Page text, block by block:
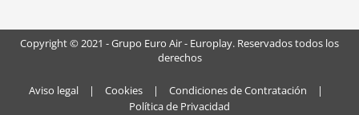
Copyright © 2021 - Grupo Euro Air - Europlay. Reservados todos los
derechos
Aviso legal | Cookies | Condiciones de Contratación
|
Política de Privacidad